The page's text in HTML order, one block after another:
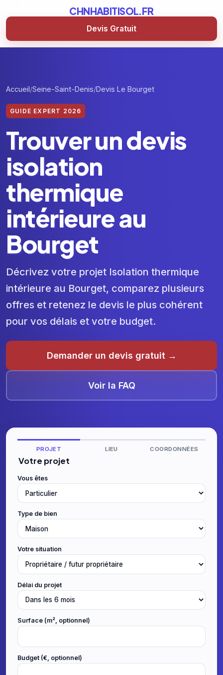
CHNHABITISOL.FR
Devis Gratuit
Accueil Seine-Saint-Denis Devis Le Bourget
GUIDE EXPERT 2026
Trouver un devis
isolation
thermique
intérieure au
Bourget
Décrivez votre projet Isolation thermique
intérieure au Bourget, comparez plusieurs
offres et retenez le devis le plus cohérent
pour vos délais et votre budget.
Demander un devis gratuit →
Voir la FAQ
PROJET LIEU COORDONNÉES
Votre projet
Vous êtes
Type de bien
Votre situation
Délai du projet
Surface (m², optionnel)
Budget (€, optionnel)